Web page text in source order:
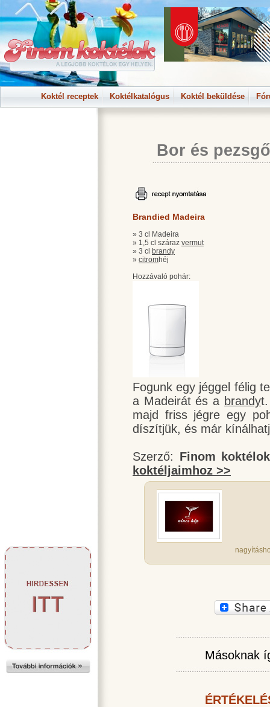
Koktél receptek Koktélkatalógus Koktél beküldése
Bor és
Brandied Madeira
» 3 cl Madeira
» 1,5 cl száraz vermut
» 3 cl brandy
» citromhéj
Hozzávaló pohár:
Fogunk egy jéggel félig
a Madeirát és a brandy
majd friss jégre egy
díszítjük, és már
Szerző: Finom koktélok
koktéljaimhoz >>
Másoknak